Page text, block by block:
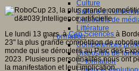
Culture
Culture et
Dispositifs de
Littérature
Formation
Compétences
Dispositifs de
E- formation
Le lundi 13 mars, àCap Sciences à
23" la plus grande compétition de
monde qui se déroulera au Parc des
2023. Plusieurs personnalités nous ont
la manifestation et leur implication.